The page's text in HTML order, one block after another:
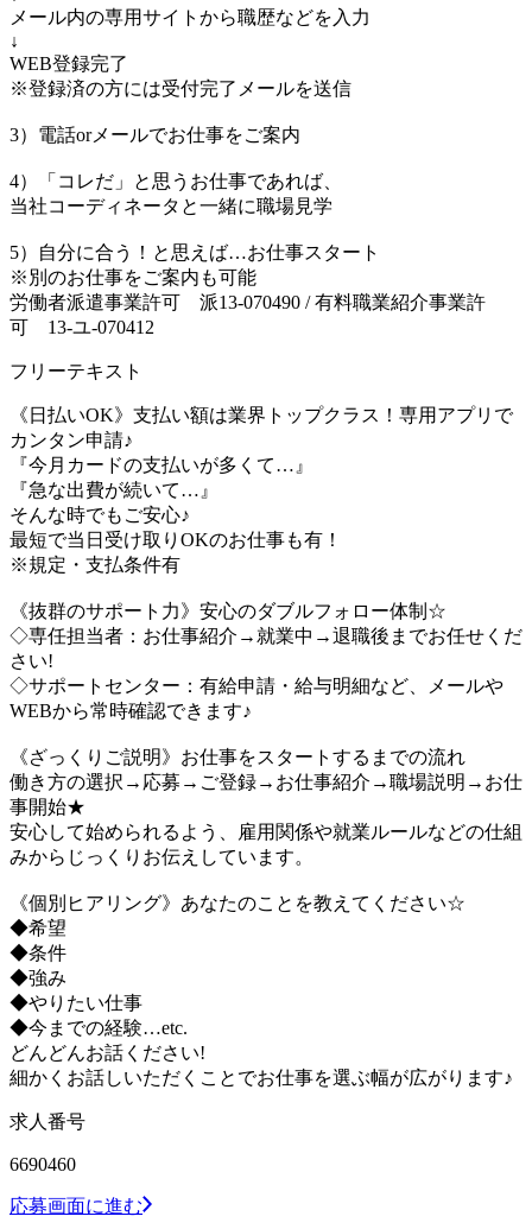
メール内の専用サイトから職歴などを入力
↓
WEB登録完了
※登録済の方には受付完了メールを送信
3）電話orメールでお仕事をご案内
4）「コレだ」と思うお仕事であれば、
当社コーディネータと一緒に職場見学
5）自分に合う！と思えば…お仕事スタート
※別のお仕事をご案内も可能
労働者派遣事業許可 派13-070490 / 有料職業紹介事業許
可 13-ユ-070412
フリーテキスト
《日払いOK》支払い額は業界トップクラス！専用アプリで
カンタン申請♪
『今月カードの支払いが多くて…』
『急な出費が続いて…』
そんな時でもご安心♪
最短で当日受け取りOKのお仕事も有！
※規定・支払条件有
《抜群のサポート力》安心のダブルフォロー体制☆
◇専任担当者：お仕事紹介→就業中→退職後までお任せくだ
さい!
◇サポートセンター：有給申請・給与明細など、メールや
WEBから常時確認できます♪
《ざっくりご説明》お仕事をスタートするまでの流れ
働き方の選択→応募→ご登録→お仕事紹介→職場説明→お仕
事開始★
安心して始められるよう、雇用関係や就業ルールなどの仕組
みからじっくりお伝えしています。
《個別ヒアリング》あなたのことを教えてください☆
◆希望
◆条件
◆強み
◆やりたい仕事
◆今までの経験…etc.
どんどんお話ください!
細かくお話しいただくことでお仕事を選ぶ幅が広がります♪
求人番号
6690460
応募画面に進む